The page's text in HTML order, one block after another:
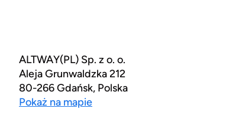
ALTWAY(PL) Sp. z o. o.
Aleja Grunwaldzka 212
80-266 Gdańsk, Polska
Pokaż na mapie